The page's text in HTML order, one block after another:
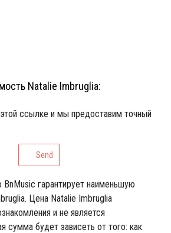
Natalie Imbruglia:
этой ссылке и мы предоставим точный
Send
BnMusic гарантирует наименьшую
Цена Natalie Imbruglia
и не является
сумма будет зависеть от того: как